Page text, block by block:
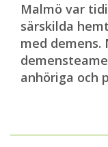
Malmö var
särskilda
med demens.
anhöriga och